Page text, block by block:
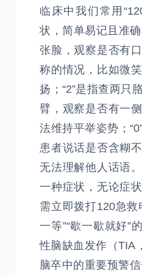
临床中我们常用
状，简单易记且准
张脸，观察是否有
称的情况，比如微
扬；“2”是指查两只
臂，观察是否有一
法维持平举姿势；
患者说话是否含糊
无法理解他人话语
一种症状，无论症
需立即拨打120急救
一等”“歇一歇就好
性脑缺血发作（TIA
脑卒中的重要预警